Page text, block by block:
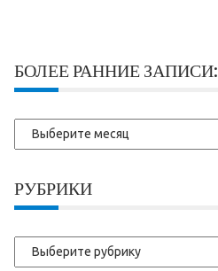
БОЛЕЕ РАННИЕ ЗАПИСИ:
Более
ранние
РУБРИКИ
Рубрики